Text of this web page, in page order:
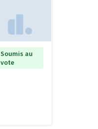
Soumis au
vote